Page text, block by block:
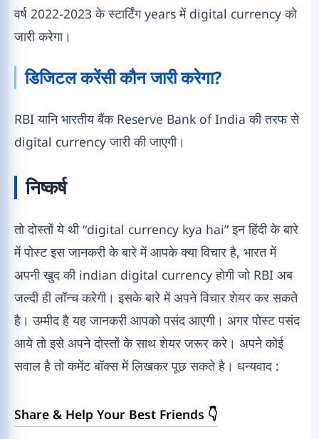
वर्ष 2022-2023 के स्टार्टिंग years में digital currency को
जारी करेगा।
डिजिटल करेंसी कौन जारी करेगा?
RBI यानि भारतीय बैंक Reserve Bank of India की तरफ से
digital currency जारी की जाएगी।
निष्कर्ष
तो दोस्तों ये थी “digital currency kya hai” इन हिंदी के बारे
में पोस्ट इस जानकरी के बारे में आपके क्या विचार है, भारत में
अपनी खुद की indian digital currency होगी जो RBI अब
जल्दी ही लॉन्च करेगी। इसके बारे में अपने विचार शेयर कर सकते
है। उम्मीद है यह जानकरी आपको पसंद आएगी। अगर पोस्ट पसंद
आये तो इसे अपने दोस्तों के साथ शेयर जरूर करे। अपने कोई
सवाल है तो कमेंट बॉक्स में लिखकर पूछ सकते है। धन्यवाद :
Share & Help Your Best Friends 👇